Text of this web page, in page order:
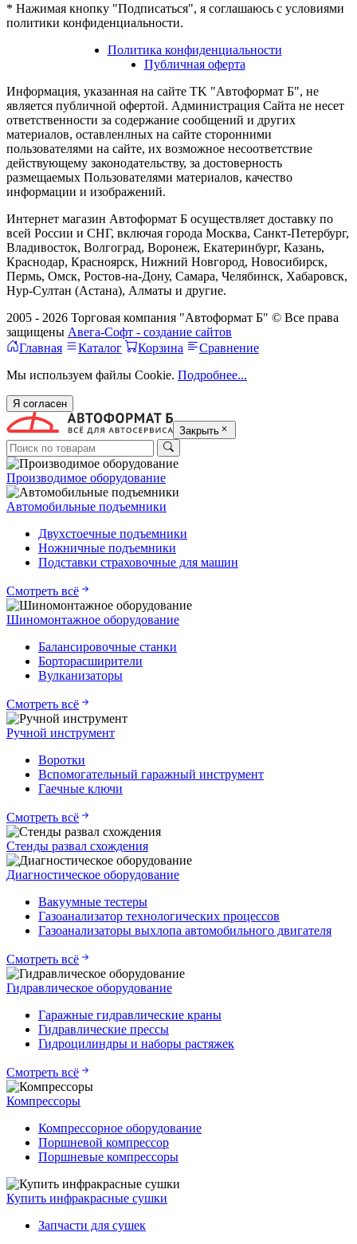
* Нажимая кнопку "Подписаться", я соглашаюсь с условиями
политики конфиденциальности.
Политика конфиденциальности
Публичная оферта
Информация, указанная на сайте TK "Автоформат Б", не
является публичной офертой. Администрация Сайта не несет
ответственности за содержание сообщений и других
материалов, оставленлных на сайте сторонними
пользователями на сайте, их возможное несоответствие
действующему законодательству, за достоверность
размещаемых Пользователями материалов, качество
информации и изображений.
Интернет магазин Автоформат Б осуществляет доставку по
всей России и СНГ, включая города Москва, Санкт-Петербург,
Владивосток, Волгоград, Воронеж, Екатеринбург, Казань,
Краснодар, Красноярск, Нижний Новгород, Новосибирск,
Пермь, Омск, Ростов-на-Дону, Самара, Челябинск, Хабаровск,
Нур-Султан (Астана), Алматы и другие.
2005 - 2026 Торговая компания "Автоформат Б" © Все права
защищены Авега-Софт - создание сайтов
Главная
Каталог Корзина
Сравнение
Мы используем файлы Cookie. Подробнее...
Я согласен
Закрыть
Производимое оборудование
Автомобильные подъемники
Двухстоечные подъемники
Ножничные подъемники
Подставки страховочные для машин
Смотреть всё
Шиномонтажное оборудование
Балансировочные станки
Борторасширители
Вулканизаторы
Смотреть всё
Ручной инструмент
Воротки
Вспомогательный гаражный инструмент
Гаечные ключи
Смотреть всё
Стенды развал схождения
Диагностическое оборудование
Вакуумные тестеры
Газоанализатор технологических процессов
Газоанализаторы выхлопа автомобильного двигателя
Смотреть всё
Гидравлическое оборудование
Гаражные гидравлические краны
Гидравлические прессы
Гидроцилиндры и наборы растяжек
Смотреть всё
Компрессоры
Компрессорное оборудование
Поршневой компрессор
Поршневые компрессоры
Купить инфракрасные сушки
Запчасти для сушек